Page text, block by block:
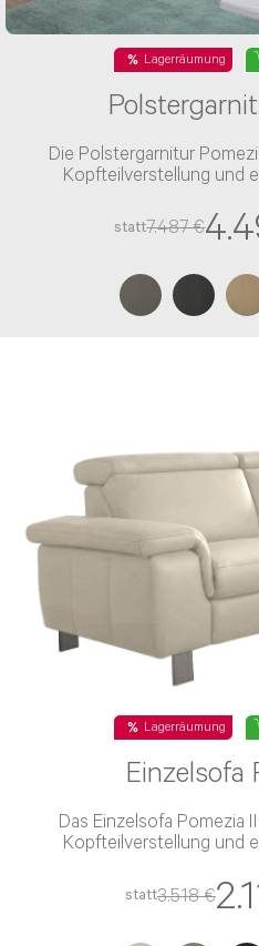
Lagerräumung
Die Polstergarnitur
Kopfteilverstellung und
statt7.487 €
Lagerräumung
Einzelsofa
Das Einzelsofa Pomezia
Kopfteilverstellung und
statt3.518 €